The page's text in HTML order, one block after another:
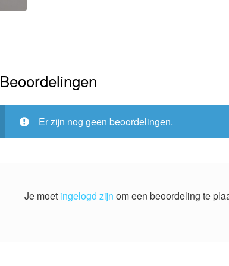
Beoordelingen
Er zijn nog geen beoordelingen.
Je moet ingelogd zijn om een beoordeling te